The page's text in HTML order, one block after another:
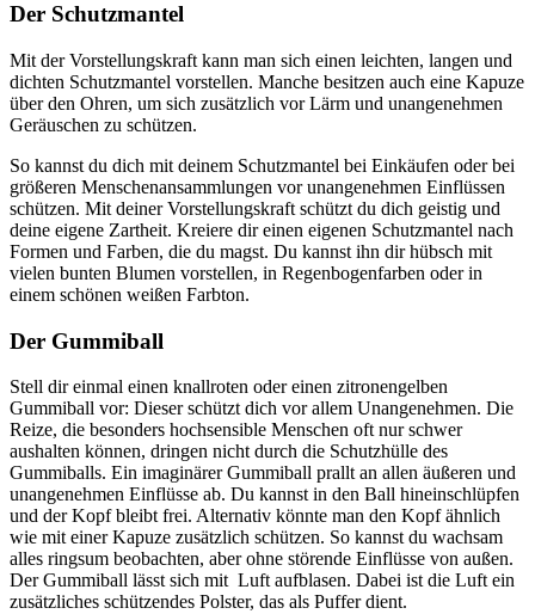
Der Schutzmantel
Mit der Vorstellungskraft kann man sich einen leichten, langen und
dichten Schutzmantel vorstellen. Manche besitzen auch eine Kapuze
über den Ohren, um sich zusätzlich vor Lärm und unangenehmen
Geräuschen zu schützen.
So kannst du dich mit deinem Schutzmantel bei Einkäufen oder bei
größeren Menschenansammlungen vor unangenehmen Einflüssen
schützen. Mit deiner Vorstellungskraft schützt du dich geistig und
deine eigene Zartheit. Kreiere dir einen eigenen Schutzmantel nach
Formen und Farben, die du magst. Du kannst ihn dir hübsch mit
vielen bunten Blumen vorstellen, in Regenbogenfarben oder in
einem schönen weißen Farbton.
Der Gummiball
Stell dir einmal einen knallroten oder einen zitronengelben
Gummiball vor: Dieser schützt dich vor allem Unangenehmen. Die
Reize, die besonders hochsensible Menschen oft nur schwer
aushalten können, dringen nicht durch die Schutzhülle des
Gummiballs. Ein imaginärer Gummiball prallt an allen äußeren und
unangenehmen Einflüsse ab. Du kannst in den Ball hineinschlüpfen
und der Kopf bleibt frei. Alternativ könnte man den Kopf ähnlich
wie mit einer Kapuze zusätzlich schützen. So kannst du wachsam
alles ringsum beobachten, aber ohne störende Einflüsse von außen.
Der Gummiball lässt sich mit Luft aufblasen. Dabei ist die Luft ein
zusätzliches schützendes Polster, das als Puffer dient.